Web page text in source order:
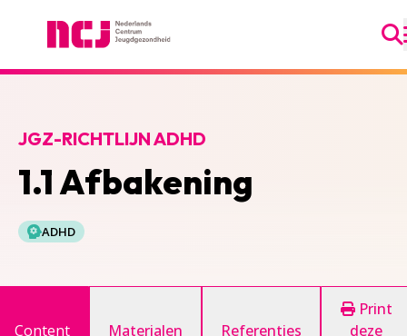
1.1 Afbakening
JGZ-RICHTLIJN ADHD
ADHD
Content Materialen Referenties
Print
deze